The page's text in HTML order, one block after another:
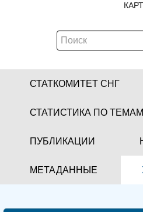
СТАТКОМИТЕТ СНГ
СТАТИСТИКА ПО ТЕМАМ
ПУБЛИКАЦИИ
МЕТАДАННЫЕ